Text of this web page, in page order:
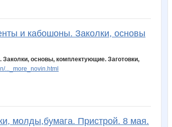
и кабошоны. Заколки, основы
основы, комплектующие. Заготовки,
..._more_novin.html
молды,бумага. Пристрой. 8 мая.